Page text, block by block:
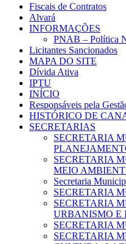
Fiscais de Contratos
Alvará
INFORMAÇÕES
PNAB – Política
Licitantes Sancionados
MAPA DO SITE
Dívida Ativa
IPTU
INÍCIO
Responsáveis pela
HISTÓRICO DE
SECRETARIAS
SECRETARIA
SECRETARIA
MEIO
Secretaria
SECRETARIA
SECRETARIA
URBANISMO E
SECRETARIA
SECRETARIA